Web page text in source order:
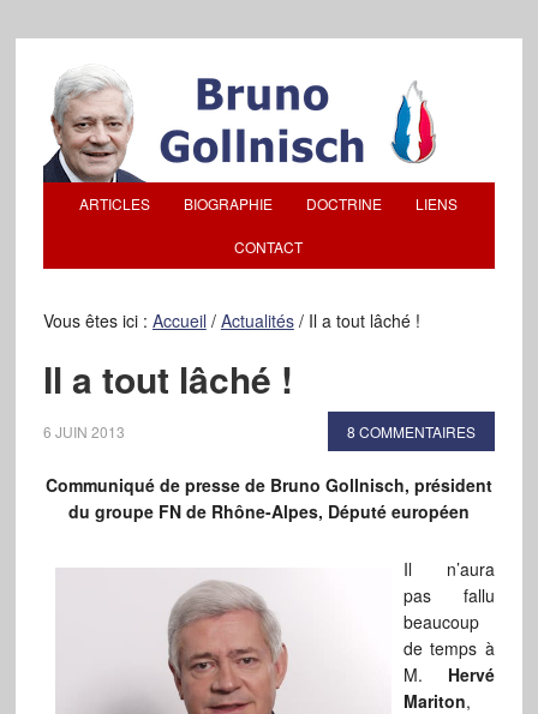
ARTICLES BIOGRAPHIE DOCTRINE LIENS
CONTACT
Vous êtes ici : Accueil / Actualités /Il a tout lâché !
Il a tout lâché !
6 JUIN 2013 8 COMMENTAIRES
Communiqué de presse de Bruno Gollnisch, président
du groupe FN de Rhône-Alpes, Député européen
Il n’aura
pas fallu
beaucoup
de temps à
M. Hervé
Mariton,